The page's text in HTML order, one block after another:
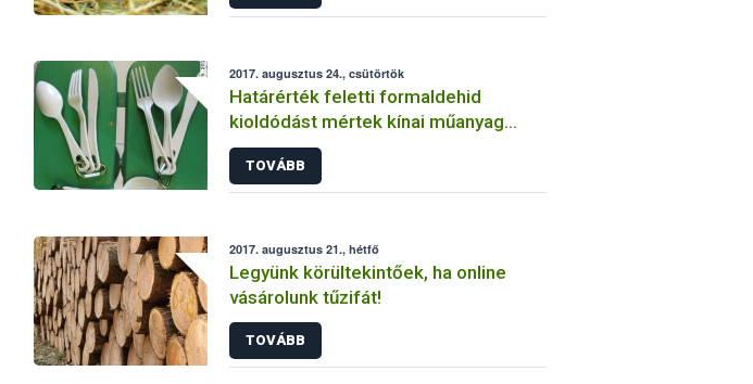
2017. augusztus 24., csütörtök
Határérték feletti formaldehid
kioldódást mértek kínai műanyag
evőeszközökből
TOVÁBB
2017. augusztus 21., hétfő
Legyünk körültekintőek, ha online
vásárolunk tűzifát!
TOVÁBB